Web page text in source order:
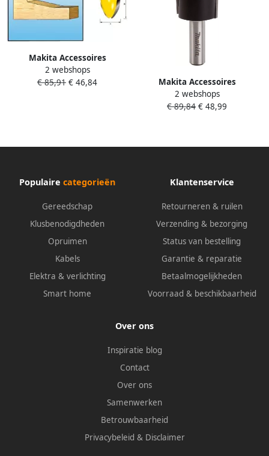
Makita Accessoires
Constructiefrees 2 HM S12 D-
11863
2 webshops
€ 85,91 € 46,84
Makita Accessoires
Constructiefrees 1 HM S12 D-
11857
2 webshops
€ 89,84 € 48,99
Populaire categorieën
Gereedschap
Klusbenodigdheden
Opruimen
Kabels
Elektra & verlichting
Smart home
Klantenservice
Retourneren & ruilen
Verzending & bezorging
Status van bestelling
Garantie & reparatie
Betaalmogelijkheden
Voorraad & beschikbaarheid
Over ons
Inspiratie blog
Contact
Over ons
Samenwerken
Betrouwbaarheid
Privacybeleid & Disclaimer